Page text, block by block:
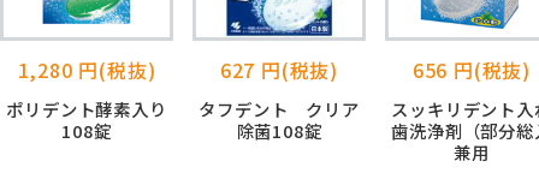
1,280 円(税抜)
ポリデント酵素入り
108錠
627 円(税抜)
タフデント クリア
除菌108錠
656 円(税抜)
スッキリデント入
歯洗浄剤（部分総
兼用